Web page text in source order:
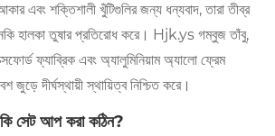
এবং শক্তিশালী খুঁটিগুলির জন্য ধন্যবাদ, তারা তীব্র
হালকা তুষার প্রতিরোধ করে। Hjk.ys গম্বুজ তাঁবু,
ফ্যাব্রিক এবং অ্যালুমিনিয়াম অ্যালো ফ্রেম
জুড়ে দীর্ঘস্থায়ী স্থায়িত্ব নিশ্চিত করে।
সেট আপ করা কঠিন?